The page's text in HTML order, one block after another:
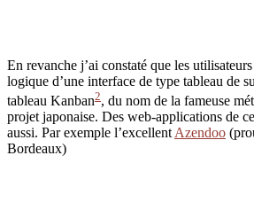
En revanche j’ai constaté que les
logique d’une interface de type tableau de
tableau Kanban2, du nom de la fameuse
projet japonaise. Des web-applications de
aussi. Par exemple l’excellentAzendoo
Bordeaux)